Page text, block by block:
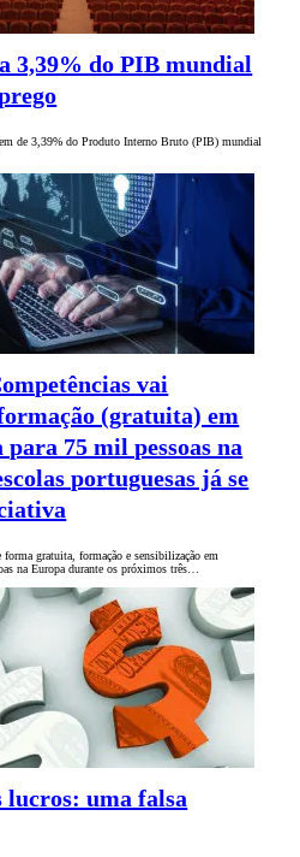
3,39% do PIB mundial
de 3,39% do Produto Interno Bruto (PIB) mundial
vai
(gratuita) em
75 mil pessoas na
portuguesas já se
gratuita, formação e sensibilização em
na Europa durante os próximos três…
lucros: uma falsa